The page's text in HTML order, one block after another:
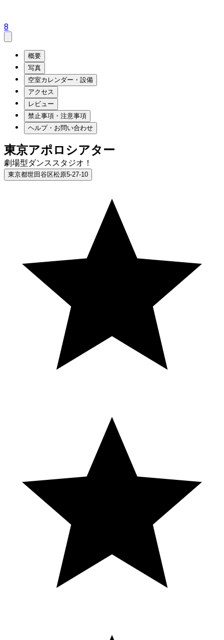
8
概要
写真
空室カレンダー・設備
アクセス
レビュー
禁止事項・注意事項
ヘルプ・お問い合わせ
東京アポロシアター
劇場型ダンススタジオ！
東京都世田谷区松原5-27-10